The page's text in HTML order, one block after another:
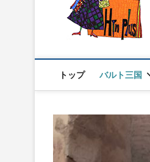
トップ バルト三国